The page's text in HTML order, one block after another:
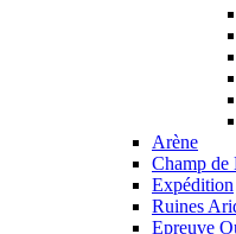
Arène
Champ de
Expédition
Ruines
Epreuve